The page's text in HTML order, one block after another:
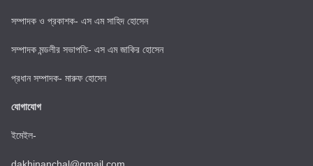
সম্পাদক ও প্রকাশক- এস এম সাহিদ হোসেন
সম্পাদক মন্ডলীর সভাপতি- এস এম জাকির হোসেন
প্রধান সম্পাদক- মারুফ হোসেন
যোগাযোগ
ইমেইল-